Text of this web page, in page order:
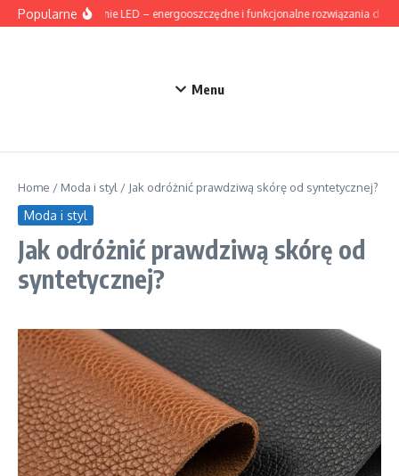
Przejdź do treści
PopularneOświetlenie LED – energooszczędne i funkcjonalne rozwiązania do
Menu
Home / Moda i styl / Jak odróżnić prawdziwą skórę od syntetycznej?
Moda i styl
Jak odróżnić prawdziwą skórę od
syntetycznej?